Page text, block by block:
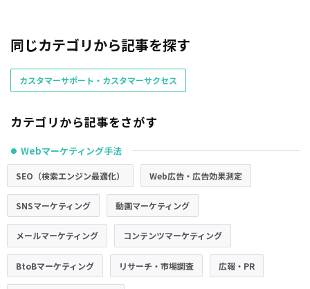
同じカテゴリから記事を探す
カスタマーサポート・カスタマーサクセス
カテゴリから記事をさがす
● Webマーケティング手法
SEO（検索エンジン最適化） Web広告・広告効果測定
SNSマーケティング 動画マーケティング
メールマーケティング コンテンツマーケティング
BtoBマーケティング リサーチ・市場調査 広報・PR